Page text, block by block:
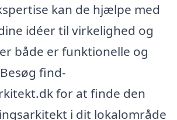
kan de hjælpe med
idéer til virkelighed og
både er funktionelle og
find-
for at finde den
i dit lokalområde